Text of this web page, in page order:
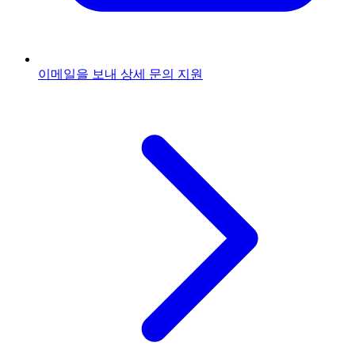
이메일을 보내 상세 문의 지원